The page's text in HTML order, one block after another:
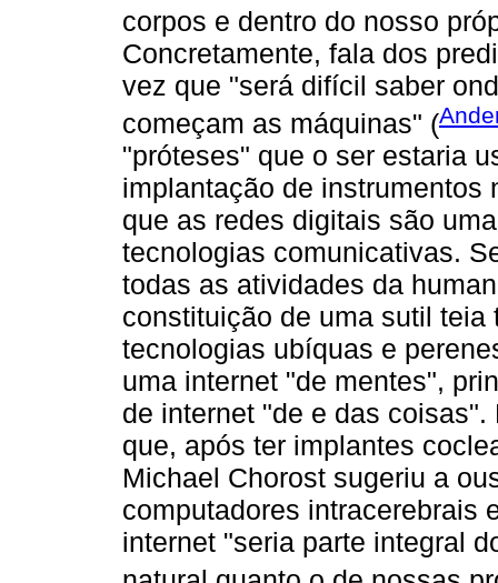
corpos e dentro do nosso
Concretamente, fala dos
vez que "será difícil saber
começam as máquinas" (
"próteses" que o ser estaria
implantação de instrumentos
que as redes digitais são
tecnologias comunicativas.
todas as atividades da
constituição de uma sutil
tecnologias ubíquas e
uma internet "de mentes",
de internet "de e das
que, após ter implantes
Michael Chorost sugeriu a
computadores intracerebrais
internet "seria parte integral